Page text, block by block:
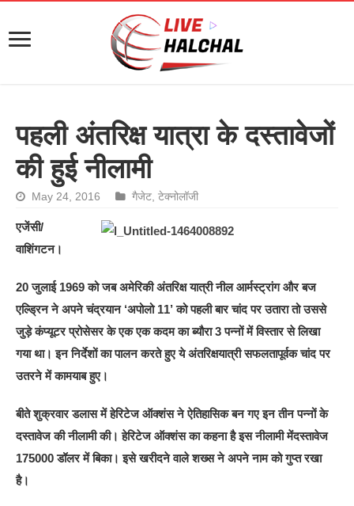
पहली अंतरिक्ष यात्रा के दस्तावेजों
की हुई नीलामी
May 24, 2016 गैजेट ,टेक्नोलॉजी
एजेंसी/
वाशिंगटन।
20 जुलाई 1969 को जब अमेरिकी अंतरिक्ष यात्री नील आर्मस्ट्रांग और बज
एल्ड्रिन ने अपने चंद्रयान ‘अपोलो 11’ को पहली बार चांद पर उतारा तो उससे
जुड़े कंप्यूटर प्रोसेसर के एक एक कदम का ब्यौरा 3 पन्नों में विस्तार से लिखा
गया था। इन निर्देशों का पालन करते हुए ये अंतरिक्षयात्री सफलतापूर्वक चांद पर
उतरने में कामयाब हुए।
बीते शुक्रवार डलास में हेरिटेज ऑक्शंस ने ऐतिहासिक बन गए इन तीन पन्नों के
दस्तावेज की नीलामी की। हेरिटेज ऑक्शंस का कहना है इस नीलामी मेंदस्तावेज
175000 डॉलर में बिका। इसे खरीदने वाले शख्स ने अपने नाम को गुप्त रखा
है।